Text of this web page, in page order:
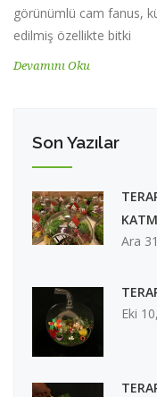
görünümlü cam fanus,
edilmiş özellikte bitki
Devamını Oku
Son Yazılar
Ara
Eki